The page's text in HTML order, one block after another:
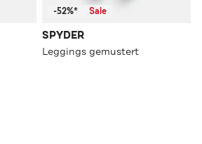
-52%* Sale
SPYDER
Leggings gemustert